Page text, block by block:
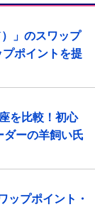
」のスワップ
ポイントを提
を比較！初心
ーの羊飼い氏
ップポイント・